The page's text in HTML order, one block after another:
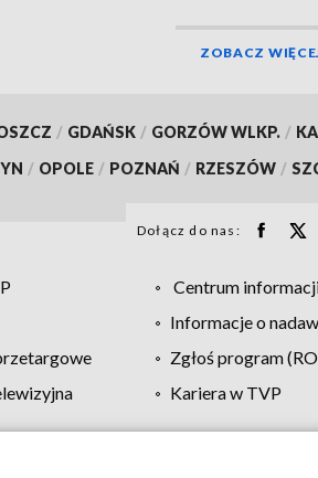
ZOBACZ
/ GDAŃSK / GORZÓW WLKP. /
/ OPOLE / POZNAŃ / RZESZÓW /
Dołącz do nas:
Centrum
Informacje o
Zgłoś program
Kariera w TVP